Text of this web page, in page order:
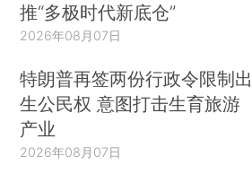
推“多极时代新底仓”
2026年08月07日
特朗普再签两份行政令限制出
生公民权 意图打击生育旅游
产业
2026年08月07日